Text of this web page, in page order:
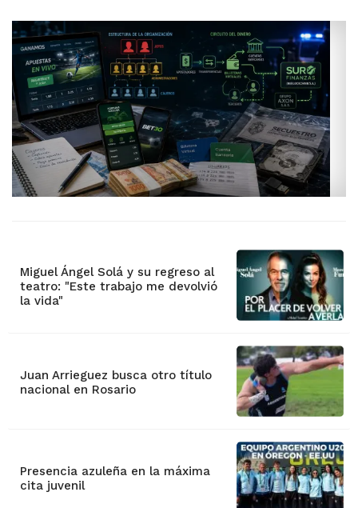
Miguel Ángel Solá y su regreso al
teatro: "Este trabajo me devolvió
la vida"
Juan Arrieguez busca otro título
nacional en Rosario
Presencia azuleña en la máxima
cita juvenil